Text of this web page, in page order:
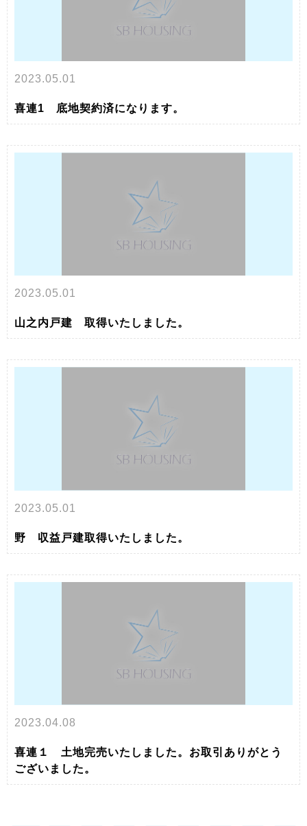
2023.05.01
喜連1 底地契約済になります。
2023.05.01
山之内戸建 取得いたしました。
2023.05.01
野 収益戸建取得いたしました。
2023.04.08
喜連１ 土地完売いたしました。お取引ありがとう
ございました。